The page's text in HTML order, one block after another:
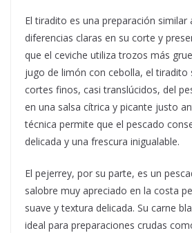
El tiradito es una preparación similar
diferencias claras en su corte y
que el ceviche utiliza trozos más
jugo de limón con cebolla, el tiradito
cortes finos, casi translúcidos, del
en una salsa cítrica y picante justo
técnica permite que el pescado
delicada y una frescura inigualable.
El pejerrey, por su parte, es un
salobre muy apreciado en la costa
suave y textura delicada. Su carne
ideal para preparaciones crudas